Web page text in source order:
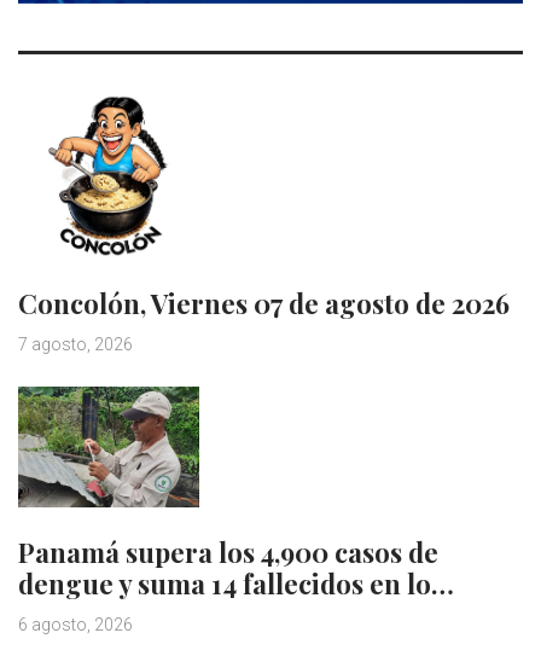
Concolón, Viernes 07 de agosto de 2026
7 agosto, 2026
Panamá supera los 4,900 casos de
dengue y suma 14 fallecidos en lo…
6 agosto, 2026